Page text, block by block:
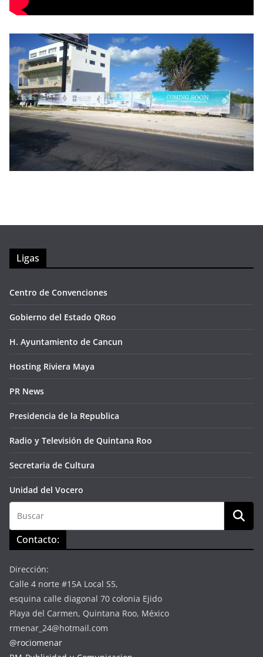
Ligas
Centro de Convenciones
Gobierno del Estado QRoo
H. Ayuntamiento de Cancun
Hosting Riviera Maya
PR News
Presidencia de la Republica
Radio y Televisión de Quintana Roo
Secretaria de Cultura
Unidad del Vocero
Contacto:
Dirección:
Calle 4 norte #15A Local S5,
esquina calle diagonal 70 colonia Ejido
Playa del Carmen, Quintana Roo, México
rmenar_24@hotmail.com
@rociomenar